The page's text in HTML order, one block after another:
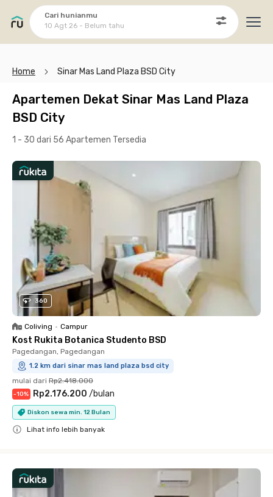
Cari hunianmu
10 Agt 26 - Belum tahu
Home Sinar Mas Land Plaza BSD City
Apartemen Dekat Sinar Mas Land Plaza
BSD City
1 - 30 dari 56 Apartemen Tersedia
360
Coliving • Campur
Kost Rukita Botanica Studento BSD
Pagedangan, Pagedangan
1.2 km dari sinar mas land plaza bsd city
mulai dari Rp2.418.000
-10% Rp2.176.200 /bulan
Diskon sewa min. 12 Bulan
Lihat info lebih banyak